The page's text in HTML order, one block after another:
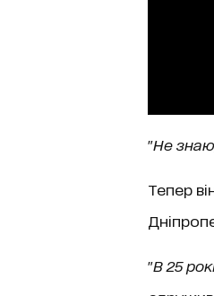
"Не
Тепер
"В 25